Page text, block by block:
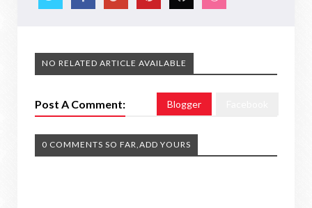
NO RELATED ARTICLE AVAILABLE
Post A Comment: Blogger
0 COMMENTS SO FAR,ADD YOURS